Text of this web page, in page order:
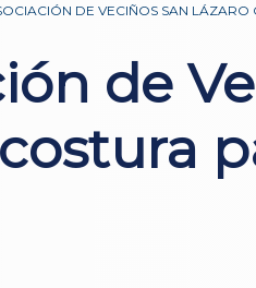
DE VECIÑOS SAN
de